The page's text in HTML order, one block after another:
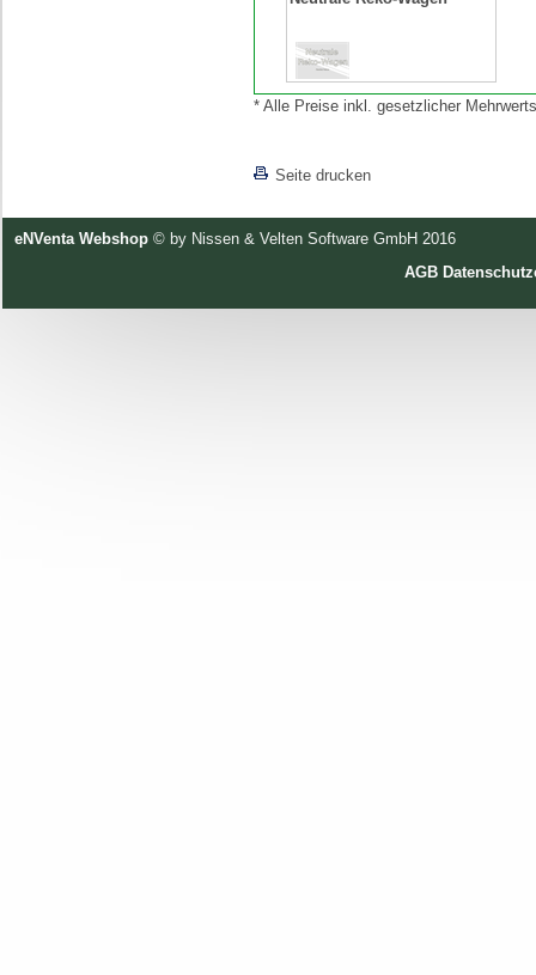
* Alle Preise inkl. gesetzlicher
Seite drucken
eNVenta Webshop © by Nissen & Velten Software GmbH 2016
AGB